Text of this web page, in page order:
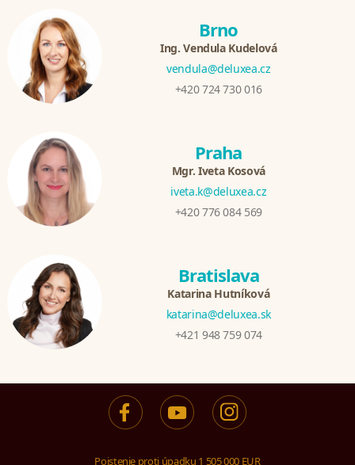
Brno
Ing. Vendula Kudelová
vendula@deluxea.cz
+420 724 730 016
Praha
Mgr. Iveta Kosová
iveta.k@deluxea.cz
+420 776 084 569
Bratislava
Katarina Hutníková
katarina@deluxea.sk
+421 948 759 074
Poistenie proti úpadku 1 505 000 EUR